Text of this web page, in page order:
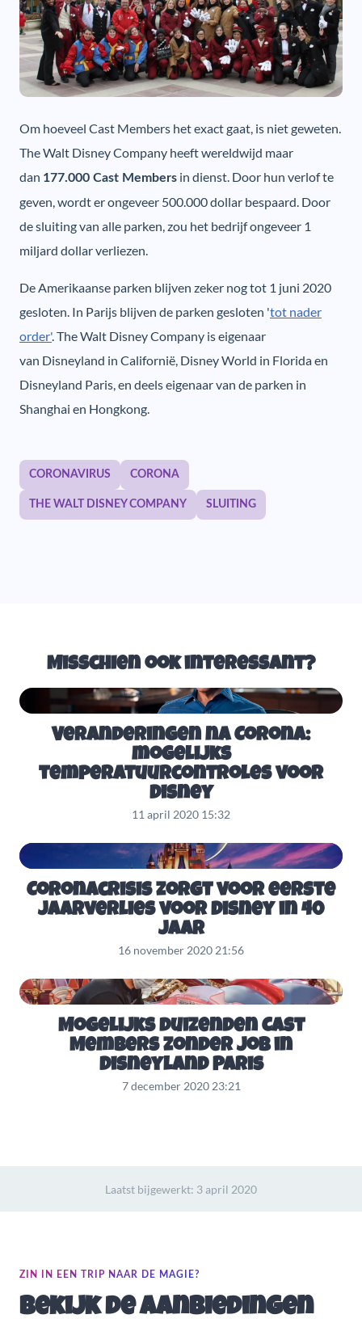
Om hoeveel Cast Members het exact gaat, is niet geweten.
The Walt Disney Company heeft wereldwijd maar
dan 177.000 Cast Members in dienst. Door hun verlof te
geven, wordt er ongeveer 500.000 dollar bespaard. Door
de sluiting van alle parken, zou het bedrijf ongeveer 1
miljard dollar verliezen.
De Amerikaanse parken blijven zeker nog tot 1 juni 2020
gesloten. In Parijs blijven de parken gesloten 'tot nader
order'. The Walt Disney Company is eigenaar
van Disneyland in Californië, Disney World in Florida en
Disneyland Paris, en deels eigenaar van de parken in
Shanghai en Hongkong.
CORONAVIRUS CORONA
THE WALT DISNEY COMPANY SLUITING
Misschien ook interessant?
Veranderingen na Corona:
mogelijks
temperatuurcontroles voor
Disney
11 april 2020 15:32
Coronacrisis zorgt voor eerste
jaarverlies voor Disney in 40
jaar
16 november 2020 21:56
Mogelijks duizenden Cast
Members zonder job in
Disneyland Paris
7 december 2020 23:21
Laatst bijgewerkt: 3 april 2020
ZIN IN EEN TRIP NAAR DE MAGIE?
Bekijk de aanbiedingen